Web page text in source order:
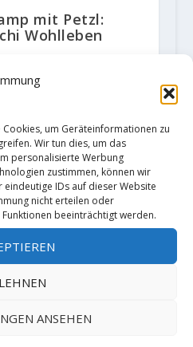
um Geräteinformationen zu
Wir tun dies, um das
personalisierte Werbung
zustimmen, können wir
IDs auf dieser Website
nicht erteilen oder
beeinträchtigt werden.
ANSEHEN
mit Petzl:
Wohlleben
Klettern an die